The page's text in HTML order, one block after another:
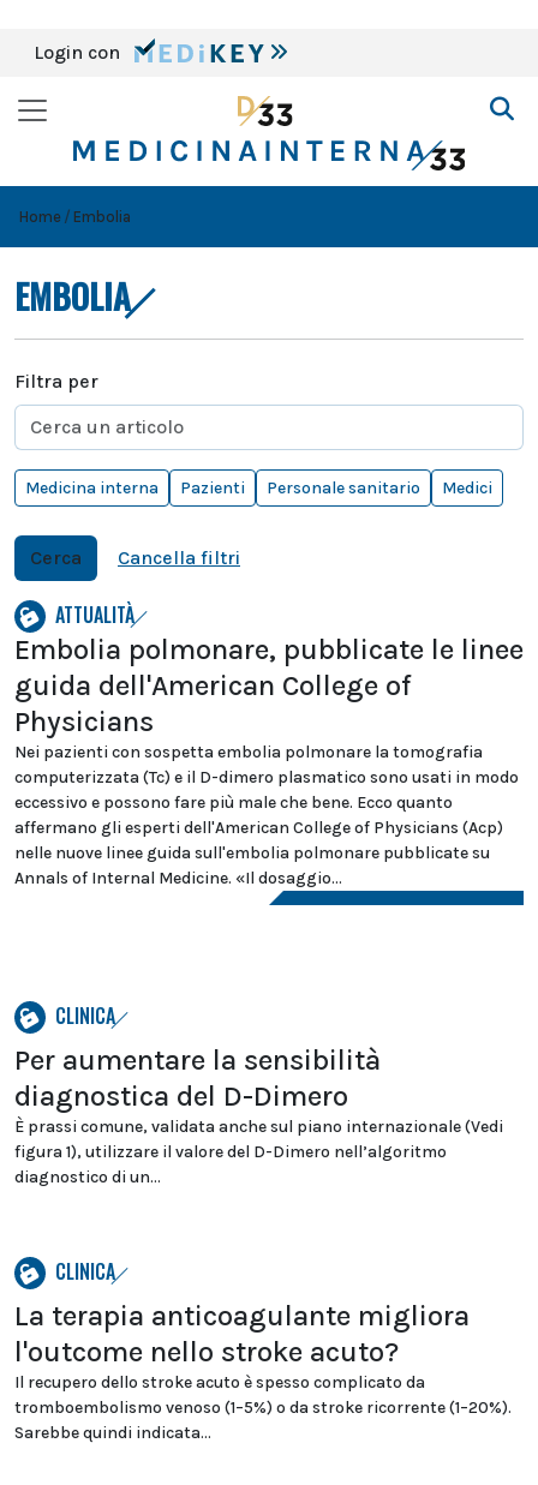
Login con
Home Embolia
EMBOLIA
Filtra per
Medicina interna Pazienti Personale sanitario Medici
Cerca Cancella filtri
ATTUALITÀ
Embolia polmonare, pubblicate le linee
guida dell'American College of
Physicians
Nei pazienti con sospetta embolia polmonare la tomografia
computerizzata (Tc) e il D-dimero plasmatico sono usati in modo
eccessivo e possono fare più male che bene. Ecco quanto
affermano gli esperti dell'American College of Physicians (Acp)
nelle nuove linee guida sull'embolia polmonare pubblicate su
Annals of Internal Medicine. «Il dosaggio...
CLINICA
Per aumentare la sensibilità
diagnostica del D-Dimero
È prassi comune, validata anche sul piano internazionale (Vedi
figura 1), utilizzare il valore del D-Dimero nell’algoritmo
diagnostico di un...
CLINICA
La terapia anticoagulante migliora
l'outcome nello stroke acuto?
Il recupero dello stroke acuto è spesso complicato da
tromboembolismo venoso (1–5%) o da stroke ricorrente (1–20%).
Sarebbe quindi indicata...